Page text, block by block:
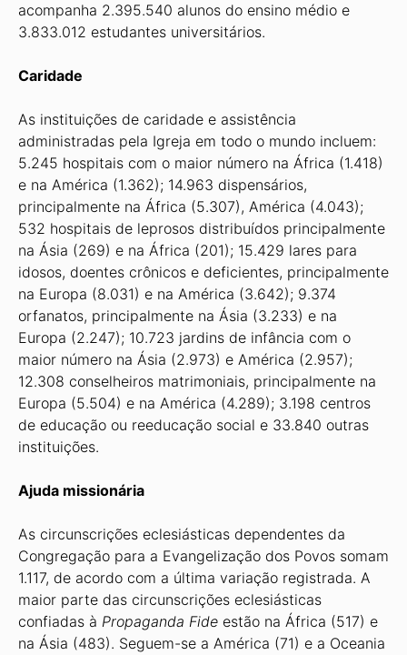
acompanha 2.395.540 alunos do ensino médio e
3.833.012 estudantes universitários.
Caridade
As instituições de caridade e assistência
administradas pela Igreja em todo o mundo incluem:
5.245 hospitais com o maior número na África (1.418)
e na América (1.362); 14.963 dispensários,
principalmente na África (5.307), América (4.043);
532 hospitais de leprosos distribuídos principalmente
na Ásia (269) e na África (201); 15.429 lares para
idosos, doentes crônicos e deficientes, principalmente
na Europa (8.031) e na América (3.642); 9.374
orfanatos, principalmente na Ásia (3.233) e na
Europa (2.247); 10.723 jardins de infância com o
maior número na Ásia (2.973) e América (2.957);
12.308 conselheiros matrimoniais, principalmente na
Europa (5.504) e na América (4.289); 3.198 centros
de educação ou reeducação social e 33.840 outras
instituições.
Ajuda missionária
As circunscrições eclesiásticas dependentes da
Congregação para a Evangelização dos Povos somam
1.117, de acordo com a última variação registrada. A
maior parte das circunscrições eclesiásticas
confiadas à Propaganda Fide estão na África (517) e
na Ásia (483). Seguem-se a América (71) e a Oceania